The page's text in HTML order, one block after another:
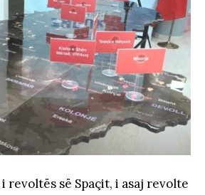
revoltës së Spaçit, i asaj revolte